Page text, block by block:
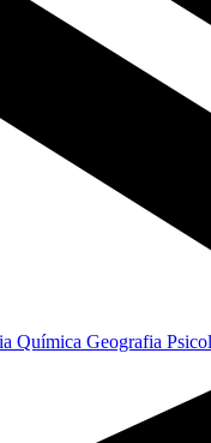
Química Geografia